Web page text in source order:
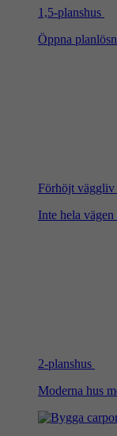
1,5-planshus
Öppna
Förhöjt väggliv
Inte hela
2-planshus
Moderna hus